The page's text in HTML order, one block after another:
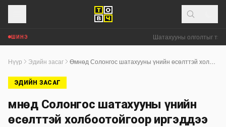
ШИНЭ Шатахууны олголтыг
Нүүр Эдийн засаг
ЭДИЙН ЗАСАГ
Өмнөд Солонгос шатахууны үнийн
өсөлттэй холбоотойгоор иргэддээ